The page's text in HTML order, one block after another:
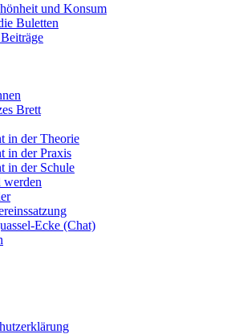
und Konsum
Buletten
Brett
in der Theorie
in der Praxis
in der Schule
Ecke (Chat)